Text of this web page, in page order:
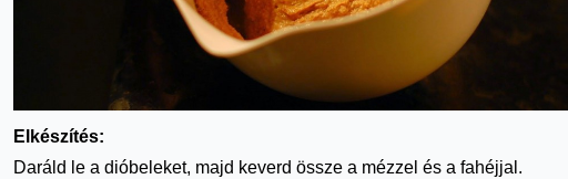
Elkészítés:
Daráld le a dióbeleket, majd keverd össze a mézzel és a fahéjjal.